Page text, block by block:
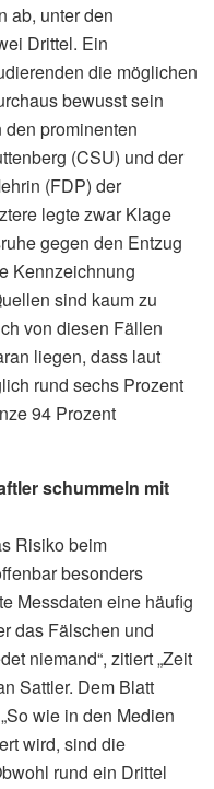
ab, unter den
Drittel. Ein
die möglichen
bewusst sein
prominenten
(CSU) und der
(FDP) der
legte zwar Klage
gegen den Entzug
Kennzeichnung
sind kaum zu
von diesen Fällen
liegen, dass laut
rund sechs Prozent
94 Prozent
schummeln mit
Risiko beim
besonders
Messdaten eine häufig
das Fälschen und
niemand“, zitiert „Zeit
Sattler. Dem Blatt
wie in den Medien
wird, sind die
rund ein Drittel